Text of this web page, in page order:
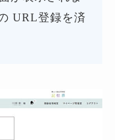
URL登録を済